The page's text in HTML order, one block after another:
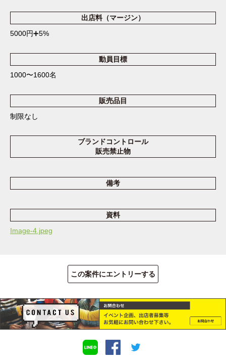
出店料（マージン）
5000円➕5%
動員目標
1000〜1600名
販売品目
制限なし
ブランドコントロール
販売禁止物
備考
資料
Image-4.jpeg
この案件にエントリーする